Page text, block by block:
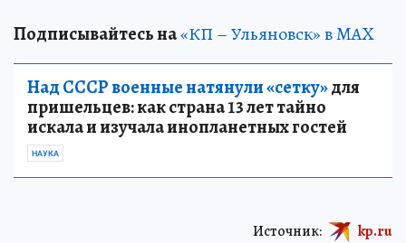
Подписывайтесь на«КП – Ульяновск» в MAX
Над СССР военные натянули «сетку»для
пришельцев: как страна 13 лет тайно
искала и изучала инопланетных гостей
НАУКА
Источник: kp.ru